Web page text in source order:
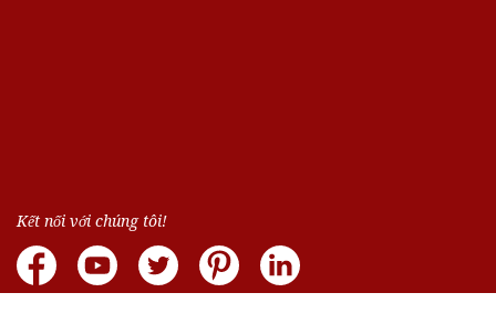
Kết nối với chúng tôi!